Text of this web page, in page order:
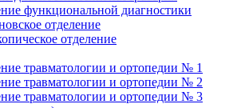
функциональной диагностики
отделение
отделение
травматологии и ортопедии № 1
травматологии и ортопедии № 2
травматологии и ортопедии № 3